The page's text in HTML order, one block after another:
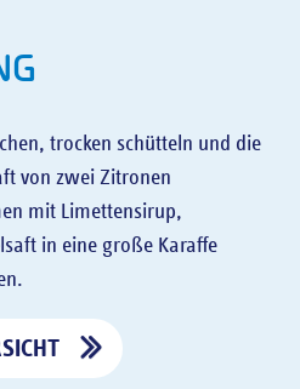
trocken schütteln und die
von zwei Zitronen
mit Limettensirup,
in eine große Karaffe